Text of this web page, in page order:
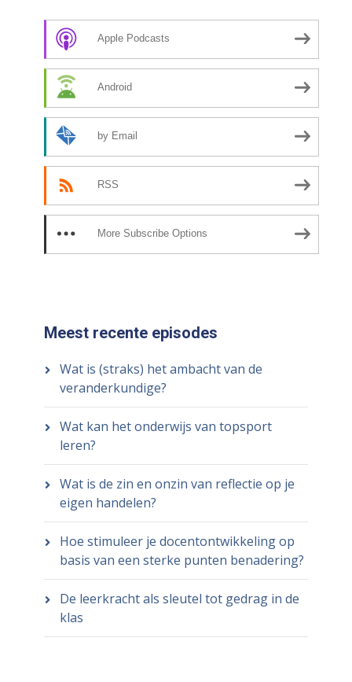
Apple Podcasts
Android
by Email
RSS
More Subscribe Options
Meest recente episodes
Wat is (straks) het ambacht van de
veranderkundige?
Wat kan het onderwijs van topsport
leren?
Wat is de zin en onzin van reflectie op je
eigen handelen?
Hoe stimuleer je docentontwikkeling op
basis van een sterke punten benadering?
De leerkracht als sleutel tot gedrag in de
klas